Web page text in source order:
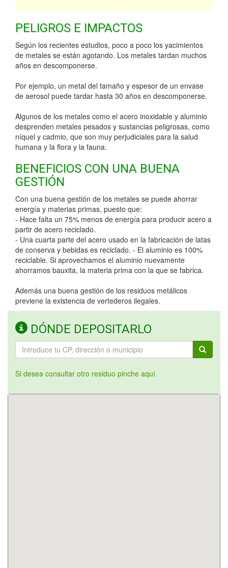
PELIGROS E IMPACTOS
Según los recientes estudios, poco a poco los yacimientos
de metales se están agotando. Los metales tardan muchos
años en descomponerse.
Por ejemplo, un metal del tamaño y espesor de un envase
de aerosol puede tardar hasta 30 años en descomponerse.
Algunos de los metales como el acero inoxidable y aluminio
desprenden metales pesados y sustancias peligrosas, como
níquel y cadmio, que son muy perjudiciales para la salud
humana y la flora y la fauna.
BENEFICIOS CON UNA BUENA
GESTIÓN
Con una buena gestión de los metales se puede ahorrar
energía y materias primas, puesto que:
- Hace falta un 75% menos de energía para producir acero a
partir de acero reciclado.
- Una cuarta parte del acero usado en la fabricación de latas
de conserva y bebidas es reciclado. - El aluminio es 100%
reciclable. Si aprovechamos el aluminio nuevamente
ahorramos bauxita, la materia prima con la que se fabrica.
Además una buena gestión de los residuos metálicos
previene la existencia de vertederos ilegales.
DÓNDE DEPOSITARLO
Si desea consultar otro residuo pinche aquí